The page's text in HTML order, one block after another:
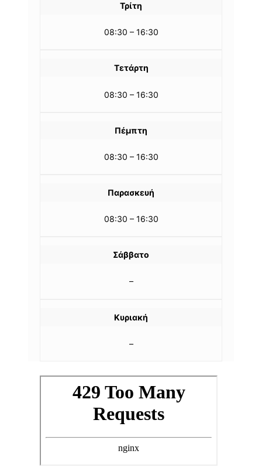
Τρίτη
08:30 – 16:30
Τετάρτη
08:30 – 16:30
Πέμπτη
08:30 – 16:30
Παρασκευή
08:30 – 16:30
Σάββατο
–
Κυριακή
–